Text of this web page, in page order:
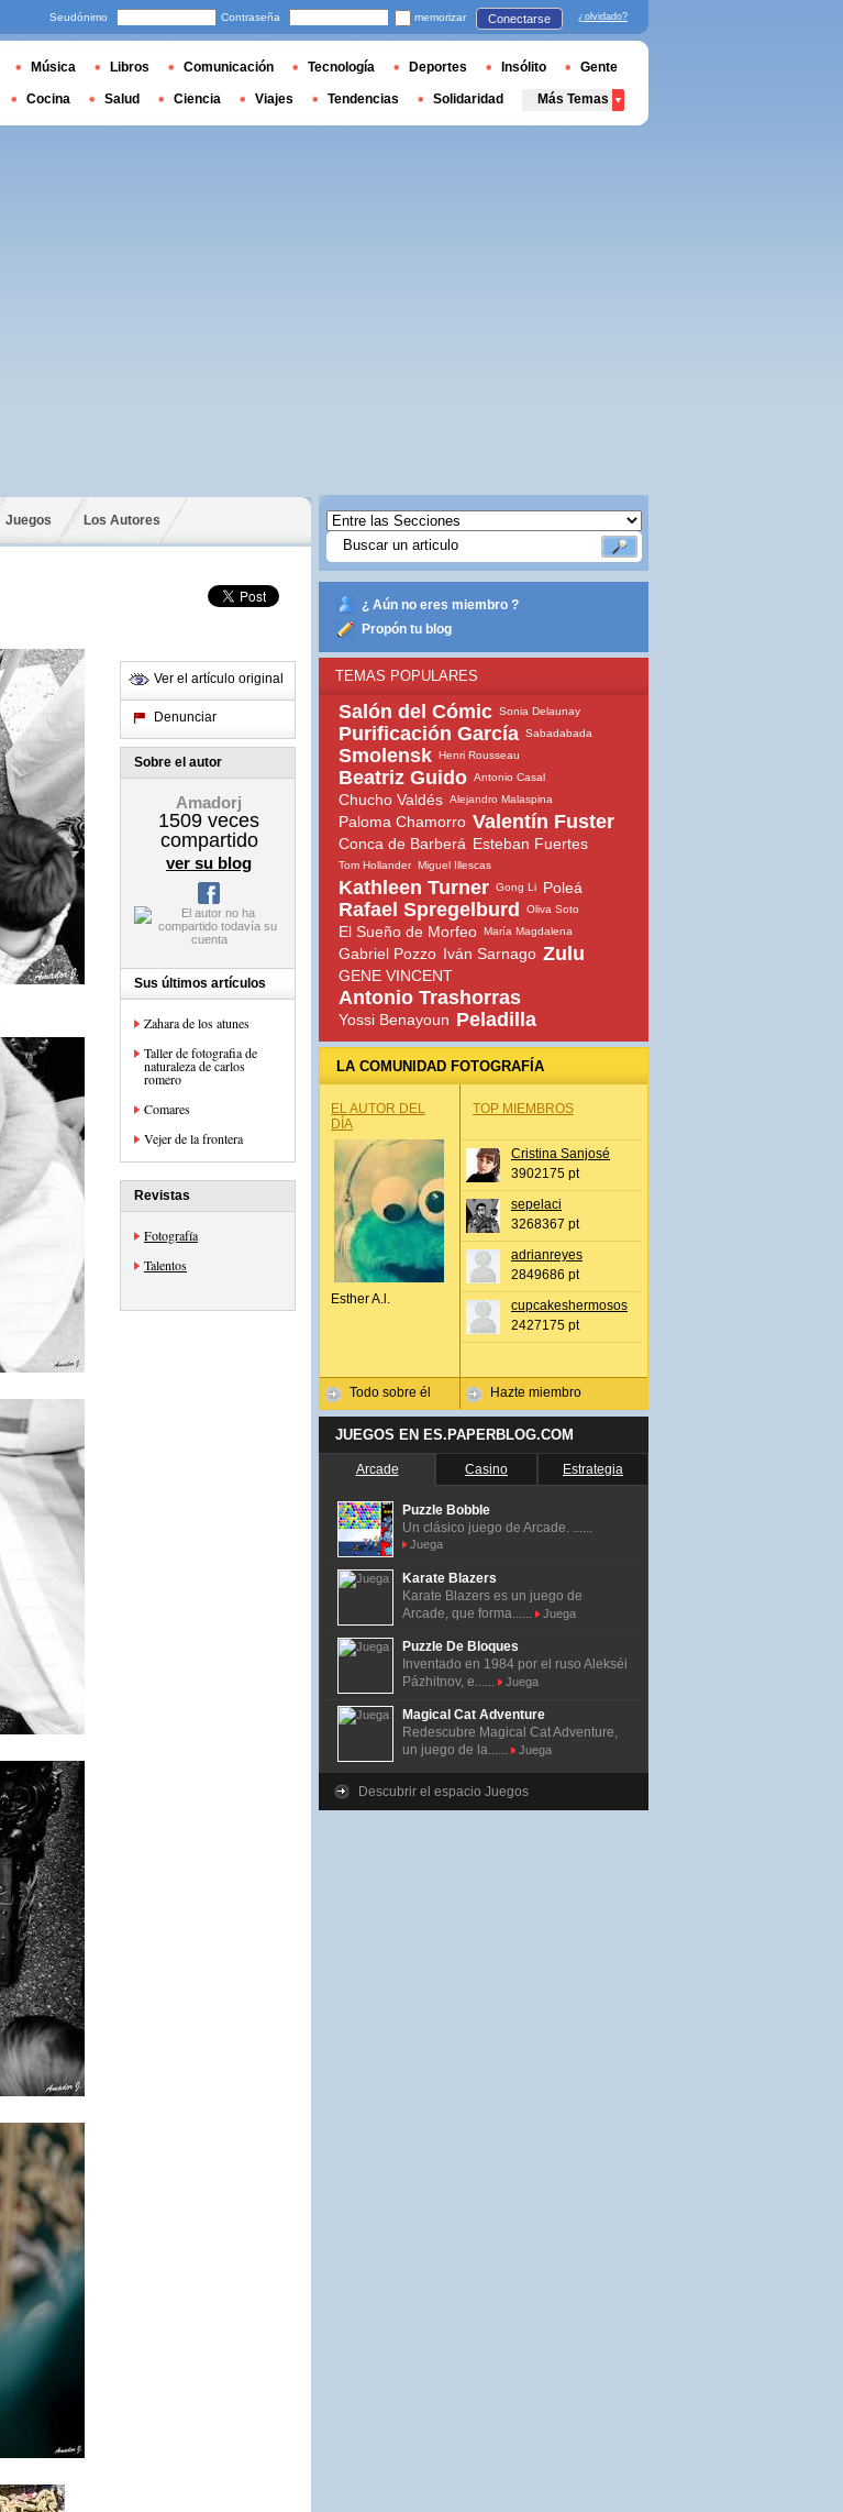
Juegos Los Autores
Ver el artículo original
Denunciar
Sobre el autor
Amadorj
1509 veces
compartido
ver su blog
Sus últimos artículos
Zahara de los atunes
Taller de fotografia de
naturaleza de carlos
romero
Comares
Vejer de la frontera
Revistas
Fotografía
Talentos
¿ Aún no eres miembro ?
Propón tu blog
TEMAS POPULARES
Salón del Cómic Sonia Delaunay
Purificación García Sabadabada
Smolensk Henri Rousseau
Beatriz Guido Antonio Casal
Chucho Valdés Alejandro Malaspina
Paloma Chamorro Valentín Fuster
Conca de Barberá Esteban Fuertes
Tom Hollander Miguel Illescas
Kathleen Turner Gong Li Poleá
Rafael Spregelburd Oliva Soto
El Sueño de Morfeo María Magdalena
Gabriel Pozzo Iván Sarnago Zulu
GENE VINCENT
Antonio Trashorras
Yossi Benayoun Peladilla
LA COMUNIDAD FOTOGRAFÍA
EL AUTOR DEL
DÍA
Esther A.l.
Todo sobre él
TOP MIEMBROS
Cristina Sanjosé
3902175 pt
sepelaci
3268367 pt
adrianreyes
2849686 pt
cupcakeshermosos
2427175 pt
Hazte miembro
JUEGOS EN ES.PAPERBLOG.COM
Arcade Casino Estrategia
Puzzle Bobble
Un clásico juego de Arcade. ......
Juega
Karate Blazers
Karate Blazers es un juego de
Arcade, que forma......
Juega
Puzzle De Bloques
Inventado en 1984 por el ruso Alekséi
Pázhitnov, e......
Juega
Magical Cat Adventure
Redescubre Magical Cat Adventure,
un juego de la......
Juega
Descubrir el espacio Juegos
Seudónimo Contraseña memorizar Conectarse ¿olvidado?
Música Libros Comunicación Tecnología Deportes Insólito Gente
Cocina Salud Ciencia Viajes Tendencias Solidaridad Más Temas